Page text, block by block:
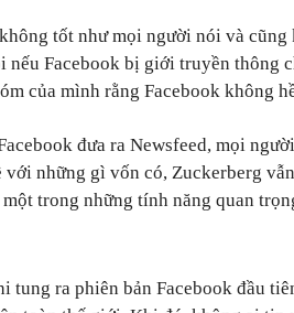
tốt như mọi người nói và
nếu Facebook bị giới truyền thông
của mình rằng Facebook không
đưa ra Newsfeed, mọi
với những gì vốn có, Zuckerberg
trong những tính năng quan
tung ra phiên bản Facebook đầu